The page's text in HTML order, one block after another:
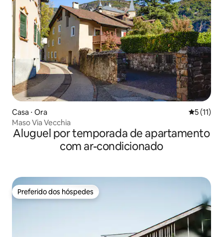
Casa ⋅ Ora 5 de uma
5 (11)
Maso Via Vecchia
Aluguel por temporada de apartamento
com ar-condicionado
Preferido dos hóspedes
Preferido dos hóspedes